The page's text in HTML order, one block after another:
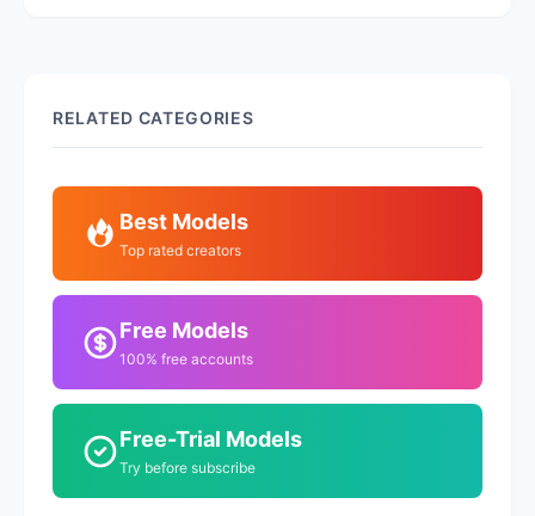
RELATED CATEGORIES
Best Models
Top rated creators
Free Models
100% free accounts
Free-Trial Models
Try before subscribe